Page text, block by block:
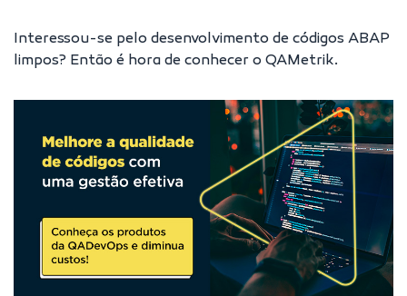
Interessou-se pelo desenvolvimento de códigos ABAP
limpos? Então é hora de conhecer o QAMetrik.